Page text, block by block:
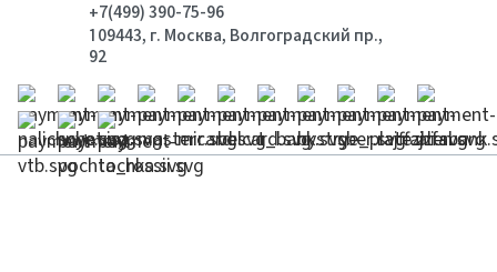
+7(499) 390-75-96
109443, г. Москва, Волгоградский пр.,
92